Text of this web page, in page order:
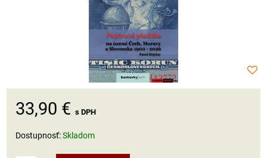
33,90 € s DPH
Dostupnosť:Skladom